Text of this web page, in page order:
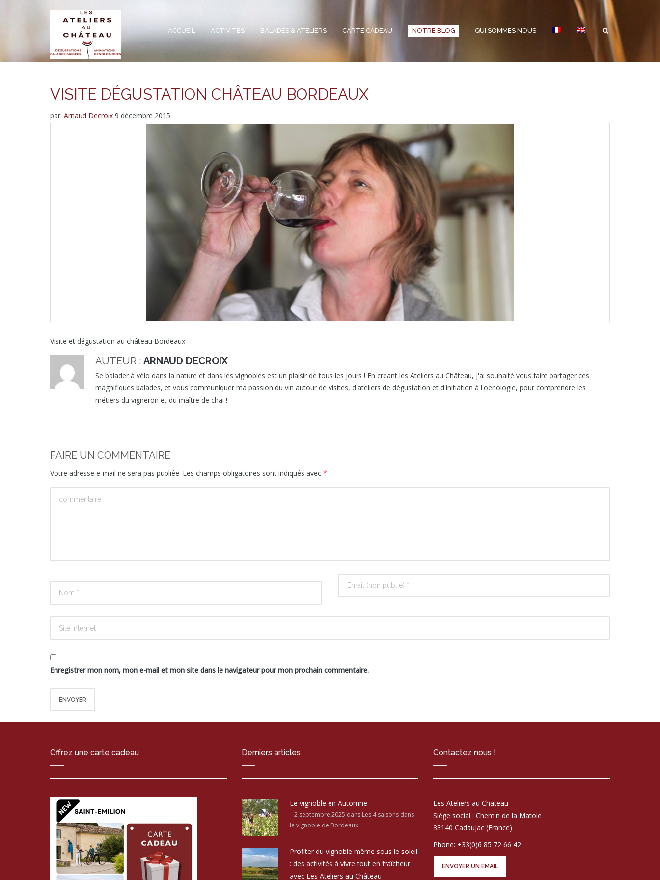
ACCUEIL ACTIVITÉS BALADES & ATELIERS CARTE CADEAU NOTRE BLOG QUI SOMMES NOUS
VISITE DÉGUSTATION CHÂTEAU BORDEAUX
par: Arnaud Decroix 9 décembre 2015
Visite et dégustation au château Bordeaux
AUTEUR : ARNAUD DECROIX
Se balader à vélo dans la nature et dans les vignobles est un plaisir de tous les jours ! En créant les Ateliers au Château, j'ai souhaité vous faire partager ces
magnifiques balades, et vous communiquer ma passion du vin autour de visites, d'ateliers de dégustation et d'initiation à l'oenologie, pour comprendre les
métiers du vigneron et du maître de chai !
FAIRE UN COMMENTAIRE
Votre adresse e-mail ne sera pas publiée. Les champs obligatoires sont indiqués avec *
Enregistrer mon nom, mon e-mail et mon site dans le navigateur pour mon prochain commentaire.
Offrez une carte cadeau Derniers articles
Le vignoble en Automne
2 septembre 2025 dans Les 4 saisons dans
le vignoble de Bordeaux
Profiter du vignoble même sous le soleil
: des activités à vivre tout en fraîcheur
avec Les Ateliers au Château
Contactez nous !
Les Ateliers au Chateau
Siège social : Chemin de la Matole
33140 Cadaujac (France)
Phone: +33(0)6 85 72 66 42
ENVOYER UN EMAIL